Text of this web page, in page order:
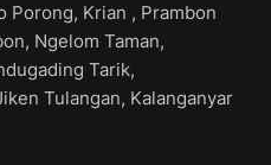
Porong, Krian , Prambon
Ngelom Taman,
Tarik,
Tulangan, Kalanganyar